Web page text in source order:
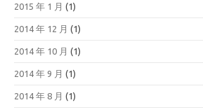
2015 年 1 月 (1)
2014 年 12 月 (1)
2014 年 10 月 (1)
2014 年 9 月 (1)
2014 年 8 月 (1)